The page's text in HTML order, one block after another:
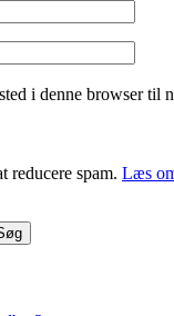
i denne browser til
reducere spam. Læs